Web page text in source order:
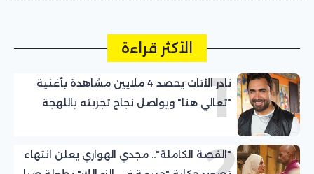
الأكثر قراءة
1
نادر الأتات يحصد 4 ملايين مشاهدة بأغنية
"تعالي هنا" ويواصل نجاح تجربته باللهجة
"القصة الكاملة".. مجدي الهواري يعلن انتهاء